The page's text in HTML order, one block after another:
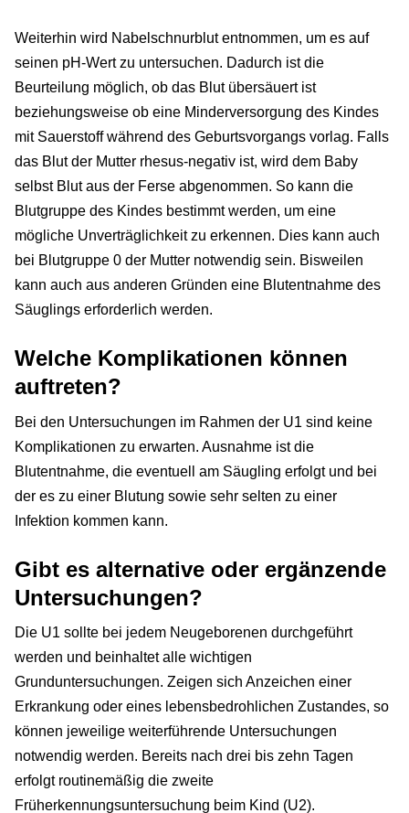
Weiterhin wird Nabelschnurblut entnommen, um es auf
seinen pH-Wert zu untersuchen. Dadurch ist die
Beurteilung möglich, ob das Blut übersäuert ist
beziehungsweise ob eine Minderversorgung des Kindes
mit Sauerstoff während des Geburtsvorgangs vorlag. Falls
das Blut der Mutter rhesus-negativ ist, wird dem Baby
selbst Blut aus der Ferse abgenommen. So kann die
Blutgruppe des Kindes bestimmt werden, um eine
mögliche Unverträglichkeit zu erkennen. Dies kann auch
bei Blutgruppe 0 der Mutter notwendig sein. Bisweilen
kann auch aus anderen Gründen eine Blutentnahme des
Säuglings erforderlich werden.
Welche Komplikationen können
auftreten?
Bei den Untersuchungen im Rahmen der U1 sind keine
Komplikationen zu erwarten. Ausnahme ist die
Blutentnahme, die eventuell am Säugling erfolgt und bei
der es zu einer Blutung sowie sehr selten zu einer
Infektion kommen kann.
Gibt es alternative oder ergänzende
Untersuchungen?
Die U1 sollte bei jedem Neugeborenen durchgeführt
werden und beinhaltet alle wichtigen
Grunduntersuchungen. Zeigen sich Anzeichen einer
Erkrankung oder eines lebensbedrohlichen Zustandes, so
können jeweilige weiterführende Untersuchungen
notwendig werden. Bereits nach drei bis zehn Tagen
erfolgt routinemäßig die zweite
Früherkennungsuntersuchung beim Kind (U2).